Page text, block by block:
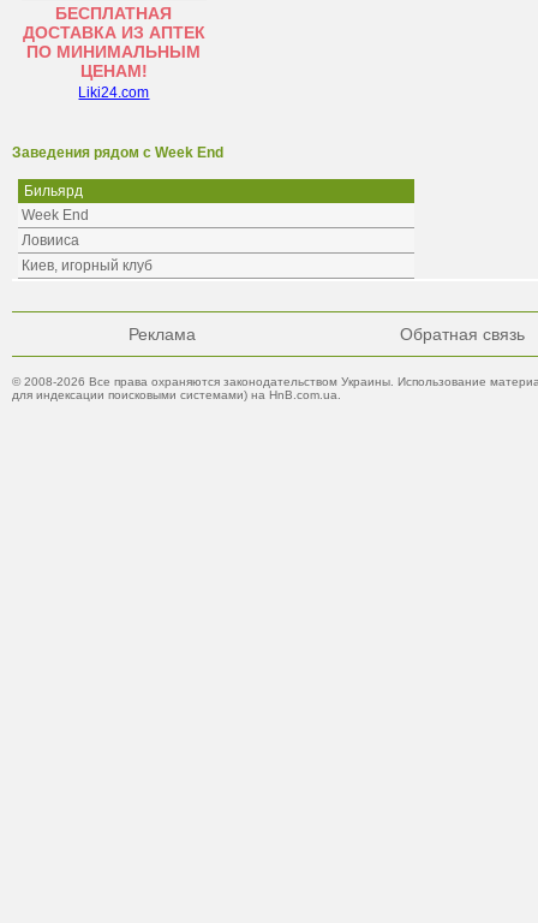
БЕСПЛАТНАЯ
ДОСТАВКА ИЗ АПТЕК
ПО МИНИМАЛЬНЫМ
ЦЕНАМ!
Liki24.com
Заведения рядом с Week End
Бильярд
Week End
Ловииса
Киев, игорный клуб
Реклама Обратная связь
© 2008-2026 Все права охраняются законодательством Украины. Использование
для индексации поисковыми системами) на HnB.com.ua.